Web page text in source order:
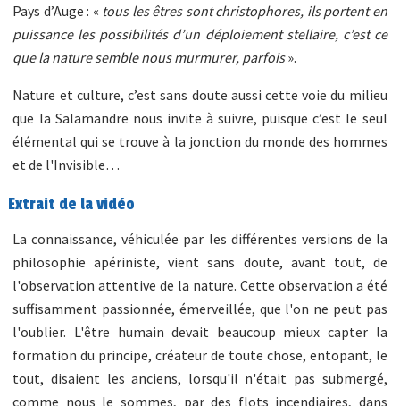
Pays d’Auge : « tous les êtres sont christophores, ils portent en
puissance les possibilités d’un déploiement stellaire, c’est ce
que la nature semble nous murmurer, parfois».
Nature et culture, c’est sans doute aussi cette voie du milieu
que la Salamandre nous invite à suivre, puisque c’est le seul
élémental qui se trouve à la jonction du monde des hommes
et de l'Invisible…
Extrait de la vidéo
La connaissance, véhiculée par les différentes versions de la
philosophie apériniste, vient sans doute, avant tout, de
l'observation attentive de la nature. Cette observation a été
suffisamment passionnée, émerveillée, que l'on ne peut pas
l'oublier. L'être humain devait beaucoup mieux capter la
formation du principe, créateur de toute chose, entopant, le
tout, disaient les anciens, lorsqu'il n'était pas submergé,
comme nous le sommes, par des flots incendiaires, dans